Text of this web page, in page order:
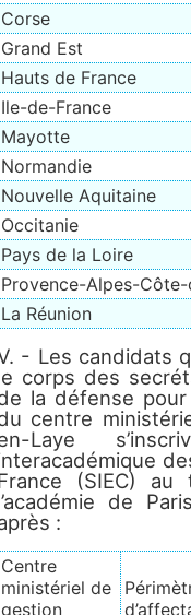
Corse
Grand Est
Hauts de France
Ile-de-France
Mayotte
Normandie
Nouvelle Aquitaine
Occitanie
Pays de la Loire
Provence-Alpes-Côte-
La Réunion
- Les candidats
corps des
la défense
centre
Laye
(SIEC)
de
:
Centre
ministériel de
gestion